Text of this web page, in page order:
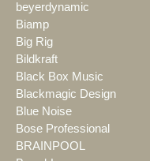
beyerdynamic
Biamp
Big Rig
Bildkraft
Black Box Music
Blackmagic Design
Blue Noise
Bose Professional
BRAINPOOL